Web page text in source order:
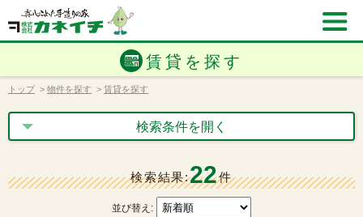
賃貸を探す
トップ > 物件を探す > 賃貸を探す
検索条件を開く
検索結果:22件
並び替え: